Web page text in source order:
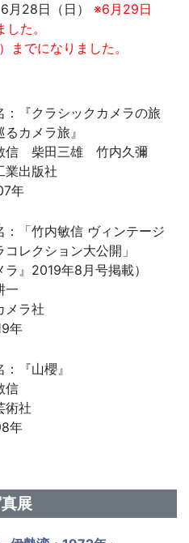
28日（日）
※6月29日
た。
までになりました。
：『クラシックカメラの旅
カメラ旅』
信 柴田三雄 竹内久彌
業出版社
年
：「竹内敏信 ヴィンテージ
レクション大公開」
ラ』2019年8月号掲載）
一
メラ社
年
『山櫻』
信
術社
年
展